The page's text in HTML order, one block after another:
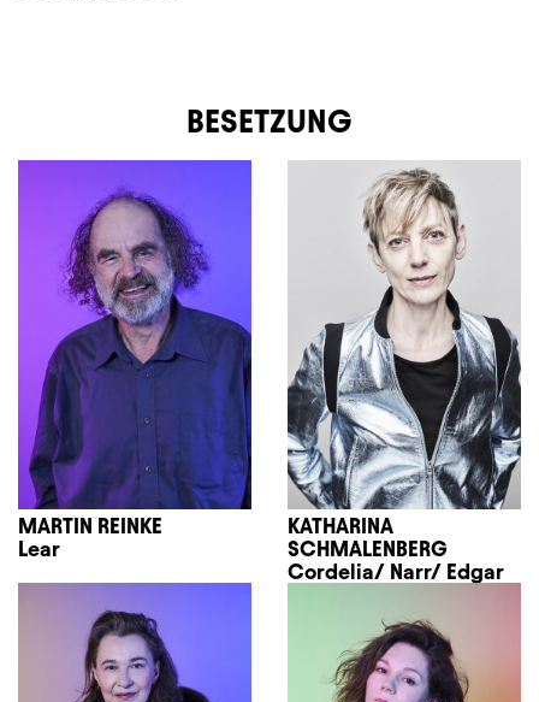
BESETZUNG
MARTIN REINKE
Lear
KATHARINA
SCHMALENBERG
Cordelia/ Narr/ Edgar